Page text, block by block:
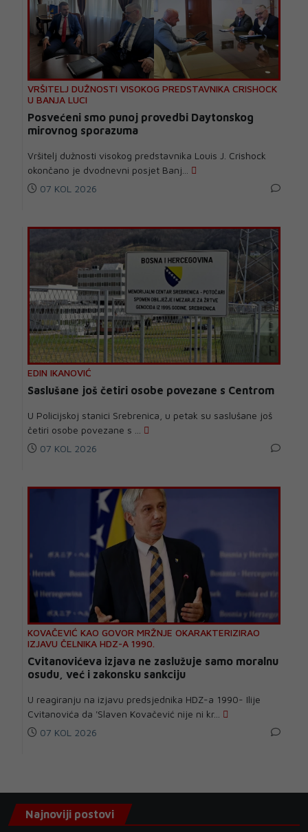
VRŠITELJ DUŽNOSTI VISOKOG PREDSTAVNIKA CRISHOCK
U BANJA LUCI
Posvećeni smo punoj provedbi Daytonskog
mirovnog sporazuma
Vršitelj dužnosti visokog predstavnika Louis J. Crishock
okončano je dvodnevni posjet Banj...
07 KOL 2026
EDIN IKANOVIĆ
Saslušane još četiri osobe povezane s Centrom
U Policijskoj stanici Srebrenica, u petak su saslušane još
četiri osobe povezane s ...
07 KOL 2026
KOVAČEVIĆ KAO GOVOR MRŽNJE OKARAKTERIZIRAO
IZJAVU ČELNIKA HDZ-A 1990.
Cvitanovićeva izjava ne zaslužuje samo moralnu
osudu, već i zakonsku sankciju
U reagiranju na izjavu predsjednika HDZ-a 1990- Ilije
Cvitanovića da 'Slaven Kovačević nije ni kr...
07 KOL 2026
Najnoviji postovi